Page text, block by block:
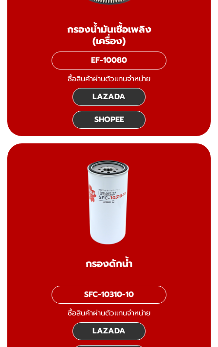
กรองน้ำมันเชื้อเพลิง
(เครื่อง)
EF-10080
ซื้อสินค้าผ่านตัวแทนจำหน่าย
LAZADA
SHOPEE
กรองดักน้ำ
SFC-10310-10
ซื้อสินค้าผ่านตัวแทนจำหน่าย
LAZADA